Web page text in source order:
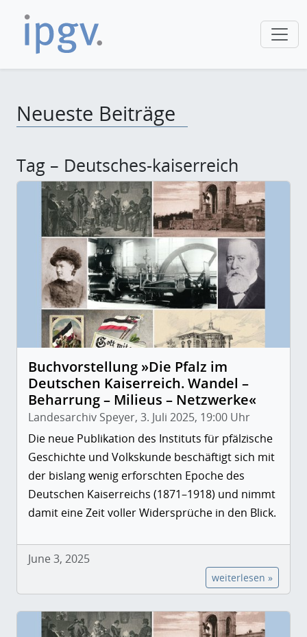
Neueste Beiträge
Tag – Deutsches-kaiserreich
Buchvorstellung »Die Pfalz im
Deutschen Kaiserreich. Wandel –
Beharrung – Milieus – Netzwerke«
Landesarchiv Speyer, 3. Juli 2025, 19:00 Uhr
Die neue Publikation des Instituts für pfälzische
Geschichte und Volkskunde beschäftigt sich mit
der bislang wenig erforschten Epoche des
Deutschen Kaiserreichs (1871–1918) und nimmt
damit eine Zeit voller Widersprüche in den Blick.
June 3, 2025
weiterlesen »